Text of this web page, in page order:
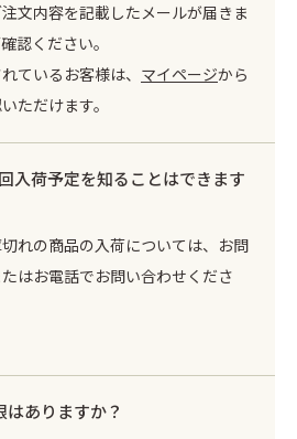
小鉢（赤金）
893714
728-2887
文内容を記載したメールが届きま
認ください。
ているお客様は、 マイページから
ただけます。
入荷予定を知ることはできます
れの商品の入荷については、お問
はお電話でお問い合わせくださ
ありますか？